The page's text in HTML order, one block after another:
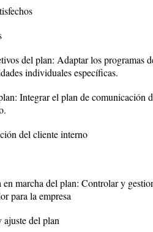
del plan: Adaptar los programas
individuales específicas.
Integrar el plan de
del cliente interno
marcha del plan: Controlar y
para la empresa
ajuste del plan